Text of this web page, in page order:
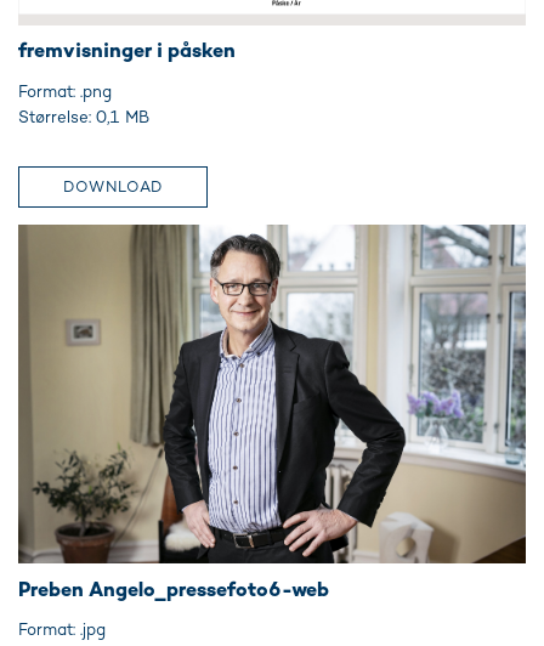
fremvisninger i påsken
Format: .png
Størrelse: 0,1 MB
DOWNLOAD
Preben Angelo_pressefoto6-web
Format: .jpg